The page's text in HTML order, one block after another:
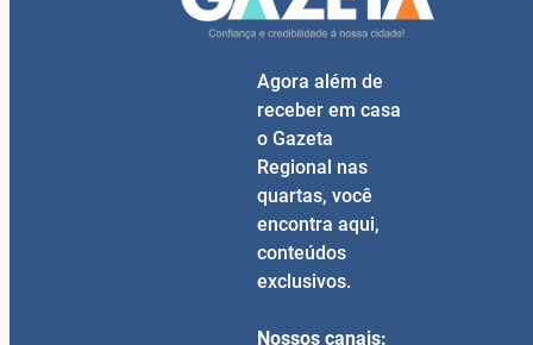
Agora além de
receber em casa
o Gazeta
Regional nas
quartas, você
encontra aqui,
conteúdos
exclusivos.
Nossos canais: